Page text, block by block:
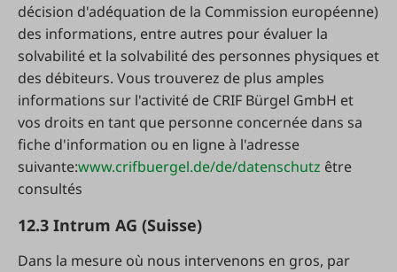
décision d'adéquation de la Commission européenne)
des informations, entre autres pour évaluer la
solvabilité et la solvabilité des personnes physiques et
des débiteurs. Vous trouverez de plus amples
informations sur l'activité de CRIF Bürgel GmbH et
vos droits en tant que personne concernée dans sa
fiche d'information ou en ligne à l'adresse
suivante:www.crifbuergel.de/de/datenschutz être
consultés
12.3 Intrum AG (Suisse)
Dans la mesure où nous intervenons en gros, par